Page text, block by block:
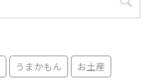
うまかもん お土産